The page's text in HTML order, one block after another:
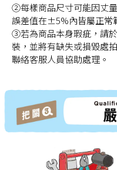
②每樣商品尺寸可能因丈
誤差值在±5%內皆屬正常
③若為商品本身瑕疵，請
裝，並將有缺失或損毀處
聯絡客服人員協助處理。